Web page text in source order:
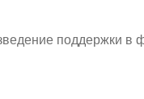
поддержки в